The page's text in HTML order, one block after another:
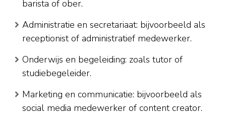
barista of ober.
Administratie en secretariaat: bijvoorbeeld als
receptionist of administratief medewerker.
Onderwijs en begeleiding: zoals tutor of
studiebegeleider.
Marketing en communicatie: bijvoorbeeld als
social media medewerker of content creator.